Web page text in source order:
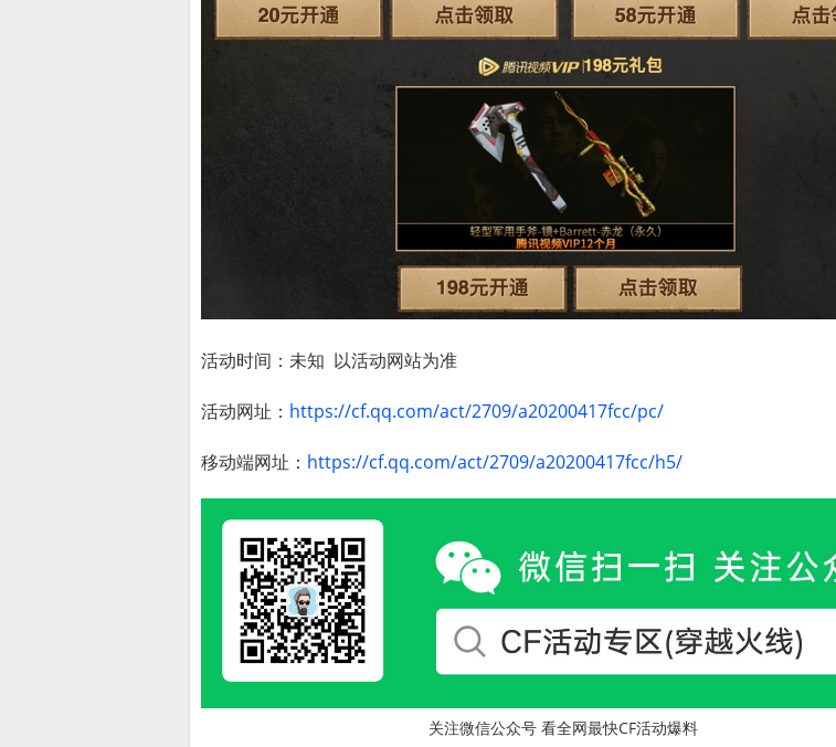
活动时间：未知 以活动网站为准
活动网址： https://cf.qq.com/act/2709/a20200417fcc/pc/
移动端网址： https://cf.qq.com/act/2709/a20200417fcc/h5/
关注微信公众号 看全网最快CF活动爆料